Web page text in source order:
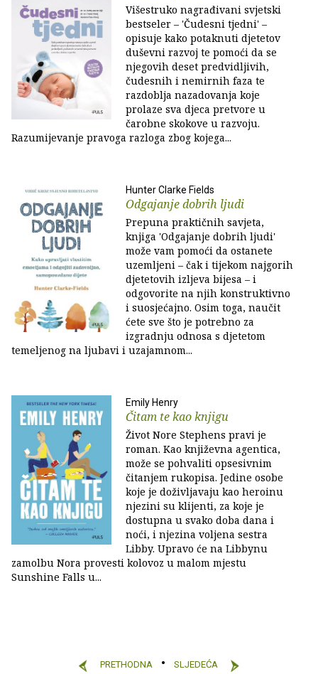
Višestruko nagrađivani svjetski
bestseler – 'Čudesni tjedni' –
opisuje kako potaknuti djetetov
duševni razvoj te pomoći da se
njegovih deset predvidljivih,
čudesnih i nemirnih faza te
razdoblja nazadovanja koje
prolaze sva djeca pretvore u
čarobne skokove u razvoju.
Razumijevanje pravoga razloga zbog kojega...
Hunter Clarke Fields
Odgajanje dobrih ljudi
Prepuna praktičnih savjeta,
knjiga 'Odgajanje dobrih ljudi'
može vam pomoći da ostanete
uzemljeni – čak i tijekom najgorih
djetetovih izljeva bijesa – i
odgovorite na njih konstruktivno
i suosjećajno. Osim toga, naučit
ćete sve što je potrebno za
izgradnju odnosa s djetetom
temeljenog na ljubavi i uzajamnom...
Emily Henry
Čitam te kao knjigu
Život Nore Stephens pravi je
roman. Kao književna agentica,
može se pohvaliti opsesivnim
čitanjem rukopisa. Jedine osobe
koje je doživljavaju kao heroinu
njezini su klijenti, za koje je
dostupna u svako doba dana i
noći, i njezina voljena sestra
Libby. Upravo će na Libbynu
zamolbu Nora provesti kolovoz u malom mjestu
Sunshine Falls u...
PRETHODNA SLJEDEĆA